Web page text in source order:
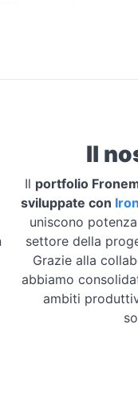
Il
Il portfolio
sviluppate con
uniscono
settore della
Grazie alla
abbiamo
ambiti